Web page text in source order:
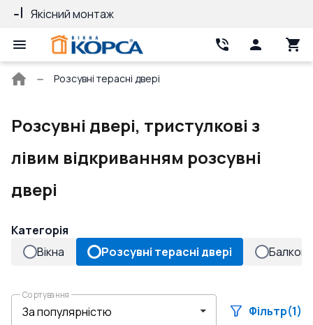
Якісний монтаж
Головна
Розсувні терасні двері
Розсувні двері, тристулкові з
лівим відкриванням розсувні
двері
Категорія
Вікна
Розсувні терасні двері
Сортування
Фільтр(1)